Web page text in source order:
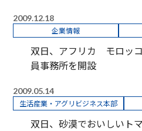
2009.12.18
企業情報
双日、アフリカ モロッ
員事務所を開設
2009.05.14
生活産業・アグリビジネス本部
双日、砂漠でおいしいト